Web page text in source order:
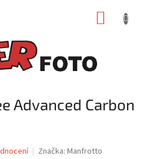
Advanced Carbon
Značka: Manfrotto